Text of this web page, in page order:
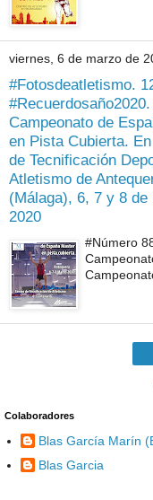
viernes, 6 de marzo de
#Fotosdeatletismo.
Campeonato de
en Pista Cubierta.
de Tecnificación
Atletismo de
(Málaga), 6, 7 y 8 de
2020
#Número
Colaboradores
Blas García Marín
Blas Garcia